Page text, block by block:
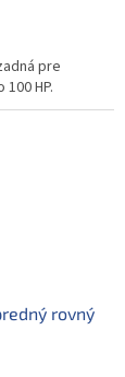
pre
HP.
rovný